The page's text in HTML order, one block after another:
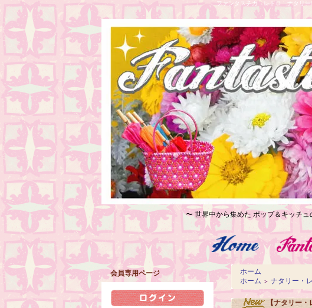
ファンタスチカ レトロ ナタリ
〜 世界中から集めた ポップ＆キッチ
会員専用ページ
ホーム
ホーム ＞ ナタリー・
【ナタリー